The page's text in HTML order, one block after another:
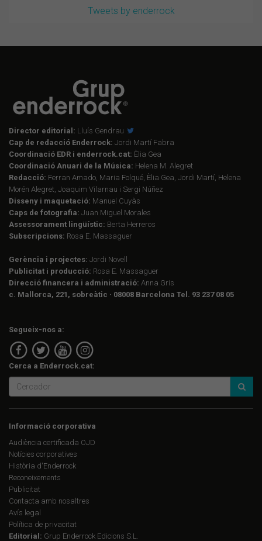
Tweets by enderrock
Director editorial: Lluís Gendrau
Cap de redacció Enderrock: Jordi Martí Fabra
Coordinació EDR i enderrock.cat: Èlia Gea
Coordinació Anuari de la Música: Helena M. Alegret
Redacció: Ferran Amado, Maria Folqué, Èlia Gea, Jordi Martí, Helena
Morén Alegret, Joaquim Vilarnau i Sergi Núñez
Disseny i maquetació: Manuel Cuyàs
Caps de fotografia: Juan Miguel Morales
Assessorament lingüístic: Berta Herreros
Subscripcions: Rosa E. Massaguer
Gerència i projectes: Jordi Novell
Publicitat i producció: Rosa E. Massaguer
Direcció financera i administració: Anna Gris
c. Mallorca, 221, sobreàtic · 08008 Barcelona Tel. 93 237 08 05
Segueix-nos a:
Cerca a Enderrock.cat:
Informació corporativa
Audiència certificada OJD
Notícies corporatives
Història d'Enderrock
Reconeixements
Publicitat
Contacta amb nosaltres
Avís legal
Política de privacitat
Editorial: Grup Enderrock Edicions S.L.